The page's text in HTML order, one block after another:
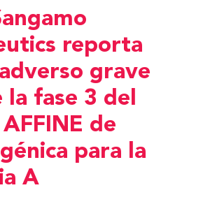
reporta
grave
fase 3 del
de
para la
A